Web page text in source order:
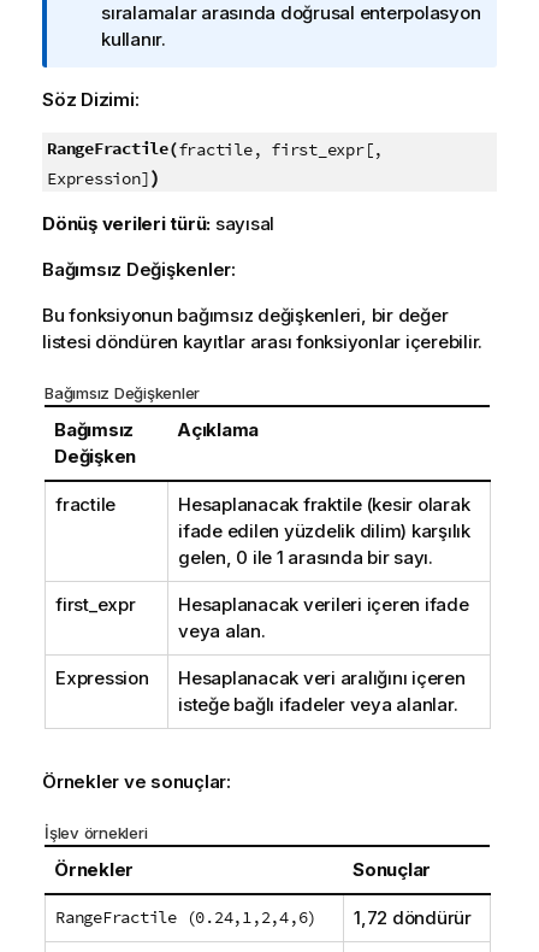
i
l
i
o
t
sıralamalar arasında doğrusal enterpolasyon
kullanır.
Söz Dizimi:
RangeFractile(fractile, first_expr[,
Expression])
Dönüş verileri türü: sayısal
Bağımsız Değişkenler:
Bu fonksiyonun bağımsız değişkenleri, bir değer
listesi döndüren kayıtlar arası fonksiyonlar içerebilir.
Bağımsız Değişkenler
Bağımsız
Değişken
Açıklama
fractile
Hesaplanacak fraktile (kesir olarak
ifade edilen yüzdelik dilim) karşılık
gelen, 0 ile 1 arasında bir sayı.
first_expr
Hesaplanacak verileri içeren ifade
veya alan.
Expression
Hesaplanacak veri aralığını içeren
isteğe bağlı ifadeler veya alanlar.
Örnekler ve sonuçlar:
İşlev örnekleri
Örnekler Sonuçlar
RangeFractile (0.24,1,2,4,6) 1,72 döndürür